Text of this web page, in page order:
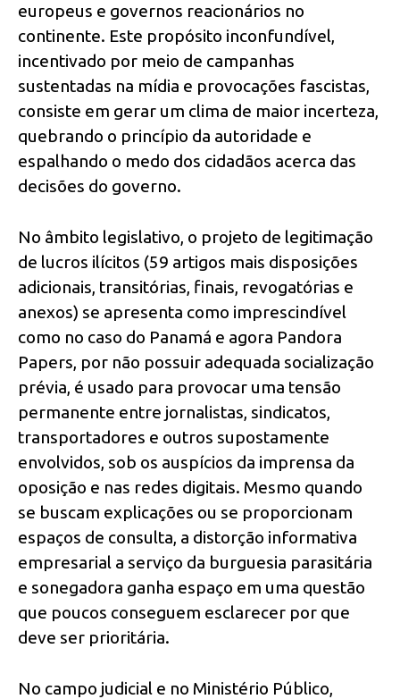
europeus e governos reacionários no
continente. Este propósito inconfundível,
incentivado por meio de campanhas
sustentadas na mídia e provocações fascistas,
consiste em gerar um clima de maior incerteza,
quebrando o princípio da autoridade e
espalhando o medo dos cidadãos acerca das
decisões do governo.
No âmbito legislativo, o projeto de legitimação
de lucros ilícitos (59 artigos mais disposições
adicionais, transitórias, finais, revogatórias e
anexos) se apresenta como imprescindível
como no caso do Panamá e agora Pandora
Papers, por não possuir adequada socialização
prévia, é usado para provocar uma tensão
permanente entre jornalistas, sindicatos,
transportadores e outros supostamente
envolvidos, sob os auspícios da imprensa da
oposição e nas redes digitais. Mesmo quando
se buscam explicações ou se proporcionam
espaços de consulta, a distorção informativa
empresarial a serviço da burguesia parasitária
e sonegadora ganha espaço em uma questão
que poucos conseguem esclarecer por que
deve ser prioritária.
No campo judicial e no Ministério Público,